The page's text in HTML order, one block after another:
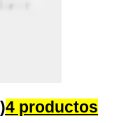
4 productos